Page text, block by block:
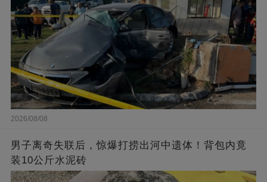
2026/08/08
男子离奇失联后，惊爆打捞出河中遗体！背包内竟
装10公斤水泥砖